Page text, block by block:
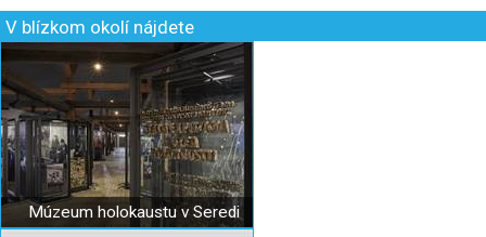
V blízkom okolí nájdete
Múzeum holokaustu v Seredi